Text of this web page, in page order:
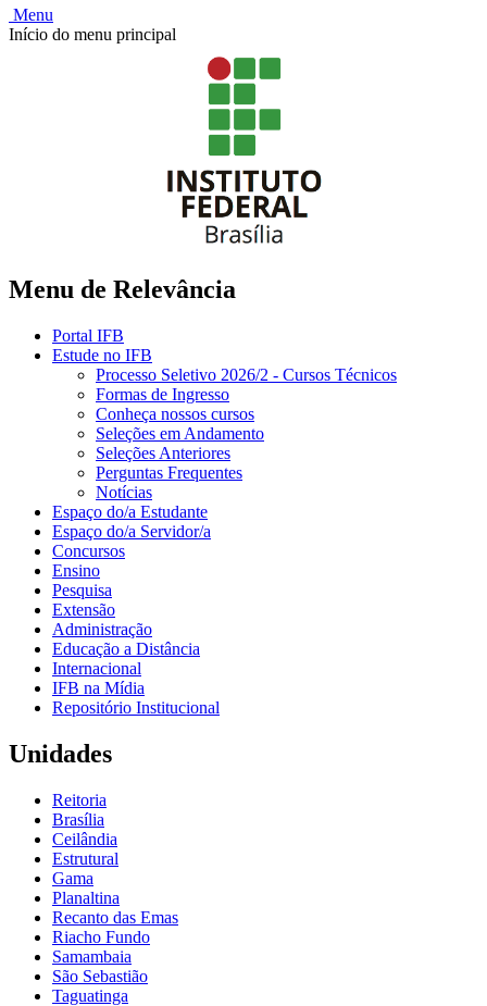
Menu
Início do menu principal
Menu de Relevância
Portal IFB
Estude no IFB
Processo Seletivo 2026/2 - Cursos Técnicos
Formas de Ingresso
Conheça nossos cursos
Seleções em Andamento
Seleções Anteriores
Perguntas Frequentes
Notícias
Espaço do/a Estudante
Espaço do/a Servidor/a
Concursos
Ensino
Pesquisa
Extensão
Administração
Educação a Distância
Internacional
IFB na Mídia
Repositório Institucional
Unidades
Reitoria
Brasília
Ceilândia
Estrutural
Gama
Planaltina
Recanto das Emas
Riacho Fundo
Samambaia
São Sebastião
Taguatinga